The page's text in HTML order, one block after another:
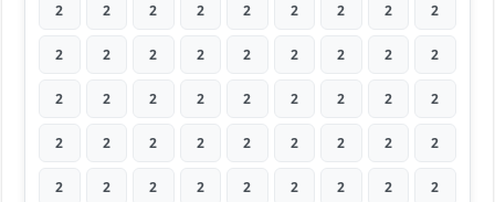
2 2 2 2 2 2 2 2 2
2 2 2 2 2 2 2 2 2
2 2 2 2 2 2 2 2 2
2 2 2 2 2 2 2 2 2
2 2 2 2 2 2 2 2 2